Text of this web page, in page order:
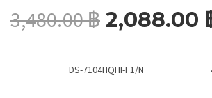
3,480.00฿ 2,088.00
DS-7104HQHI-F1/N